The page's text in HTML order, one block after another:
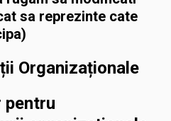
sa reprezinte cate
Organizaționale
pentru